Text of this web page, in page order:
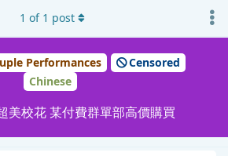
Performances
Censored
Chinese
美校花 某付費群單部高價購買
1 of 1 post